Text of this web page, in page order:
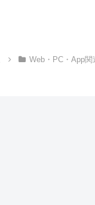
Web・PC・App関